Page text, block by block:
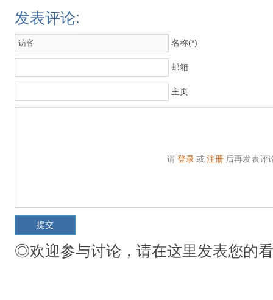
发表评论:
名称(*)
邮箱
主页
请 登录 或 注册 后再发表评
◎欢迎参与讨论，请在这里发表您的